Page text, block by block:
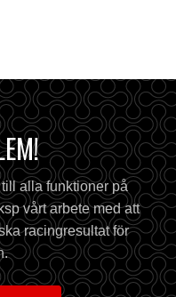
alla funktioner på
vårt arbete med att
racingresultat för